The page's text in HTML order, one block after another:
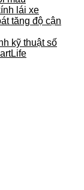
lái xe
tăng độ cận
kỹ thuật số